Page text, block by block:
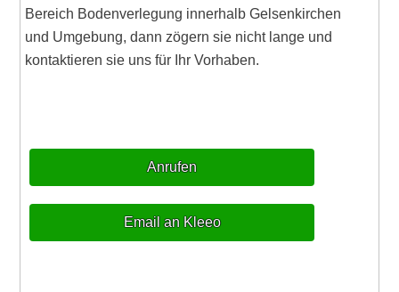
Bereich Bodenverlegung innerhalb Gelsenkirchen
und Umgebung, dann zögern sie nicht lange und
kontaktieren sie uns für Ihr Vorhaben.
Anrufen
Email an Kleeo